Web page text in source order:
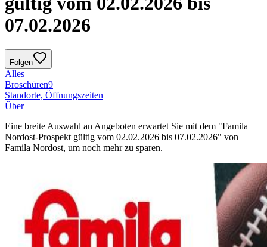
07.02.2026
Folgen
Alles
Broschüren9
Standorte, Öffnungszeiten
Über
Eine breite Auswahl an Angeboten erwartet Sie mit dem "Famila
Nordost-Prospekt gültig vom 02.02.2026 bis 07.02.2026" von
Famila Nordost, um noch mehr zu sparen.